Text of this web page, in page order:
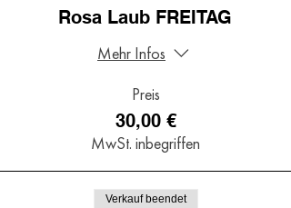
Rosa Laub FREITAG
Mehr Infos
Preis
30,00 €
MwSt. inbegriffen
Verkauf beendet